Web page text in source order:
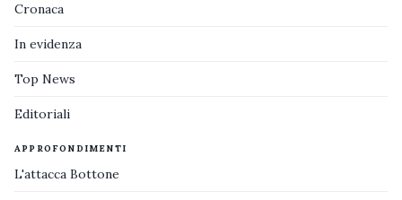
Cronaca
In evidenza
Top News
Editoriali
APPROFONDIMENTI
L'attacca Bottone